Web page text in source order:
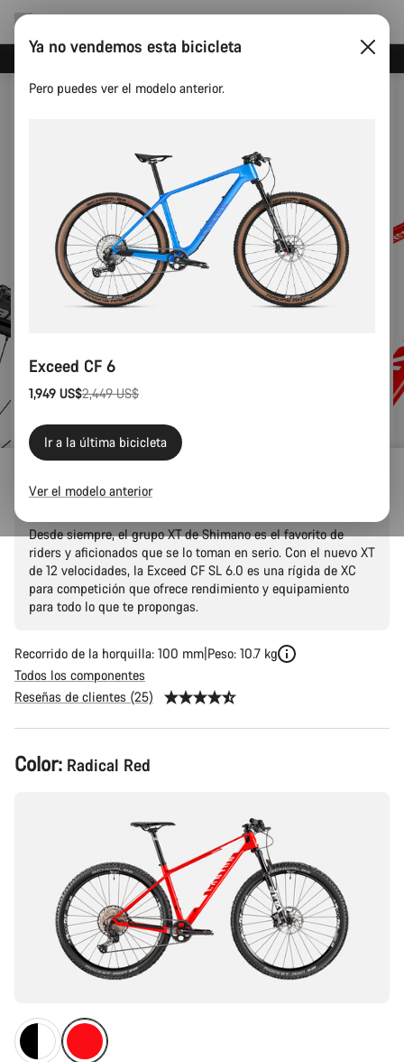
Exceed CF SL 6.0
Desde siempre, el grupo XT de Shimano es el favorito de
riders y aficionados que se lo toman en serio. Con el nuevo XT
de 12 velocidades, la Exceed CF SL 6.0 es una rígida de XC
para competición que ofrece rendimiento y equipamiento
para todo lo que te propongas.
Recorrido de la horquilla: 100 mm Peso: 10.7 kg
Todos los componentes
Reseñas de clientes (25)
Configuración
del
Color: Radical Red
Ya no vendemos esta bicicleta
Pero puedes ver el modelo anterior.
Exceed CF 6
1,949 US$
Precio
2,449 US$
Ir a la última bicicleta
Ver el modelo anterior